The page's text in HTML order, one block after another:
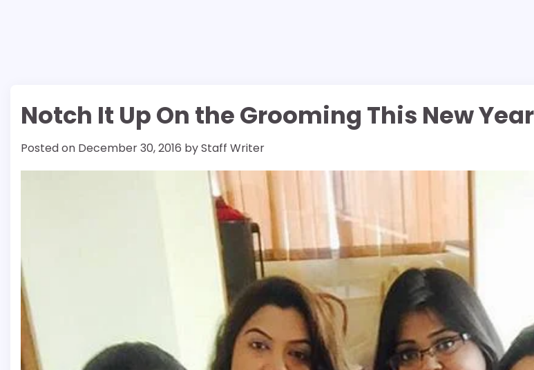
Notch It Up On the Grooming This New Year
Posted on December 30, 2016 byStaff Writer